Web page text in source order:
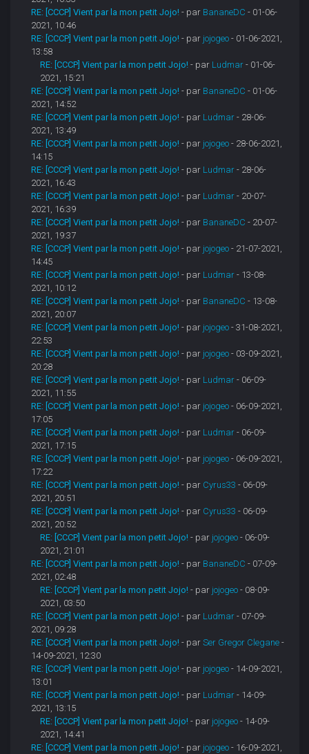
RE: [CCCP] Vient par la mon petit Jojo! - par BananeDC - 01-06-
2021, 10:46
RE: [CCCP] Vient par la mon petit Jojo! - par jojogeo - 01-06-2021,
13:58
RE: [CCCP] Vient par la mon petit Jojo! - par Ludmar - 01-06-
2021, 15:21
RE: [CCCP] Vient par la mon petit Jojo! - par BananeDC - 01-06-
2021, 14:52
RE: [CCCP] Vient par la mon petit Jojo! - par Ludmar - 28-06-
2021, 13:49
RE: [CCCP] Vient par la mon petit Jojo! - par jojogeo - 28-06-2021,
14:15
RE: [CCCP] Vient par la mon petit Jojo! - par Ludmar - 28-06-
2021, 16:43
RE: [CCCP] Vient par la mon petit Jojo! - par Ludmar - 20-07-
2021, 16:39
RE: [CCCP] Vient par la mon petit Jojo! - par BananeDC - 20-07-
2021, 19:37
RE: [CCCP] Vient par la mon petit Jojo! - par jojogeo - 21-07-2021,
14:45
RE: [CCCP] Vient par la mon petit Jojo! - par Ludmar - 13-08-
2021, 10:12
RE: [CCCP] Vient par la mon petit Jojo! - par BananeDC - 13-08-
2021, 20:07
RE: [CCCP] Vient par la mon petit Jojo! - par jojogeo - 31-08-2021,
22:53
RE: [CCCP] Vient par la mon petit Jojo! - par jojogeo - 03-09-2021,
20:28
RE: [CCCP] Vient par la mon petit Jojo! - par Ludmar - 06-09-
2021, 11:55
RE: [CCCP] Vient par la mon petit Jojo! - par jojogeo - 06-09-2021,
17:05
RE: [CCCP] Vient par la mon petit Jojo! - par Ludmar - 06-09-
2021, 17:15
RE: [CCCP] Vient par la mon petit Jojo! - par jojogeo - 06-09-2021,
17:22
RE: [CCCP] Vient par la mon petit Jojo! - par Cyrus33 - 06-09-
2021, 20:51
RE: [CCCP] Vient par la mon petit Jojo! - par Cyrus33 - 06-09-
2021, 20:52
RE: [CCCP] Vient par la mon petit Jojo! - par jojogeo - 06-09-
2021, 21:01
RE: [CCCP] Vient par la mon petit Jojo! - par BananeDC - 07-09-
2021, 02:48
RE: [CCCP] Vient par la mon petit Jojo! - par jojogeo - 08-09-
2021, 03:50
RE: [CCCP] Vient par la mon petit Jojo! - par Ludmar - 07-09-
2021, 09:28
RE: [CCCP] Vient par la mon petit Jojo! - parSer Gregor Clegane -
14-09-2021, 12:30
RE: [CCCP] Vient par la mon petit Jojo! - par jojogeo - 14-09-2021,
13:01
RE: [CCCP] Vient par la mon petit Jojo! - par Ludmar - 14-09-
2021, 13:15
RE: [CCCP] Vient par la mon petit Jojo! - par jojogeo - 14-09-
2021, 14:41
RE: [CCCP] Vient par la mon petit Jojo! - par jojogeo - 16-09-2021,